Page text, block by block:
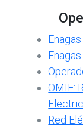
Enagas
OMIE:
Red